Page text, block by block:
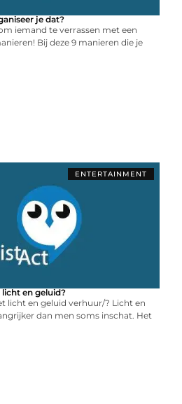
je dat?
iemand te verrassen met een
Bij deze 9 manieren die je
ENTERTAINMENT
en geluid?
licht en geluid verhuur/? Licht en
dan men soms inschat. Het